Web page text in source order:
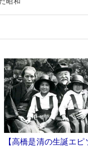
【高橋是清の生誕エピ